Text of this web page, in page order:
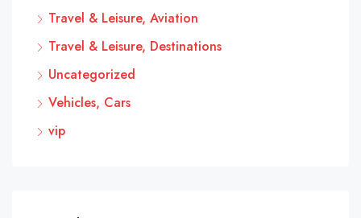
Travel & Leisure, Aviation
Travel & Leisure, Destinations
Uncategorized
Vehicles, Cars
vip